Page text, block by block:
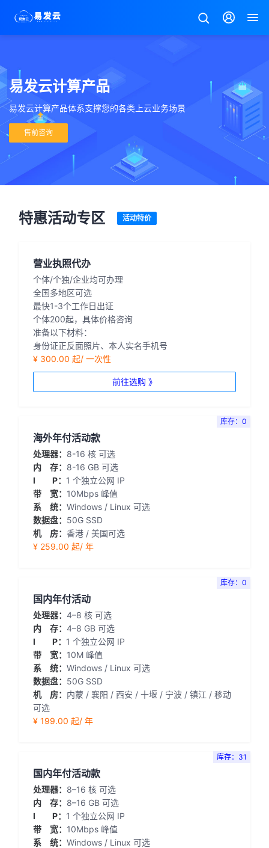
易发云计算产品
易发云计算产品体系支撑您的各类上云业务场景
售前咨询
特惠活动专区 活动特价
营业执照代办
个体/个独/企业均可办理
全国多地区可选
最快1-3个工作日出证
个体200起，具体价格咨询
准备以下材料：
身份证正反面照片、本人实名手机号
¥ 300.00 起/ 一次性
前往选购 》
库存：0
海外年付活动款
处理器： 8-16 核 可选
内 存： 8-16 GB 可选
I P： 1 个独立公网 IP
带 宽： 10Mbps 峰值
系 统： Windows / Linux 可选
数据盘： 50G SSD
机 房： 香港 / 美国可选
¥ 259.00 起/ 年
库存：0
国内年付活动
处理器： 4–8 核 可选
内 存： 4–8 GB 可选
I P： 1 个独立公网 IP
带 宽： 10M 峰值
系 统： Windows / Linux 可选
数据盘： 50G SSD
机 房： 内蒙 / 襄阳 / 西安 / 十堰 / 宁波 / 镇江 / 移动
可选
¥ 199.00 起/ 年
库存：31
国内年付活动款
处理器： 8–16 核 可选
内 存： 8–16 GB 可选
I P： 1 个独立公网 IP
带 宽： 10Mbps 峰值
系 统： Windows / Linux 可选